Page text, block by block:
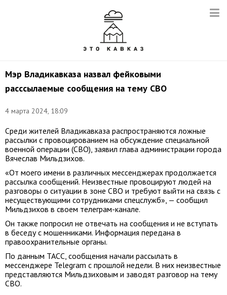
Мэр Владикавказа назвал фейковыми
расссылаемые сообщения на тему СВО
4 марта 2024, 18:09
Среди жителей Владикавказа распространяются ложные
рассылки с провоцированием на обсуждение специальной
военной операции (СВО), заявил глава администрации города
Вячеслав Мильдзихов.
«От моего имени в различных мессенджерах продолжается
рассылка сообщений. Неизвестные провоцируют людей на
разговоры о ситуации в зоне СВО и требуют выйти на связь с
несуществующими сотрудниками спецслужб», — сообщил
Мильдзихов в своем телеграм-канале.
Он также попросил не отвечать на сообщения и не вступать
в беседу с мошенниками. Информация передана в
правоохранительные органы.
По данным ТАСС, сообщения начали рассылать в
мессенджере Telegram с прошлой недели. В них неизвестные
представляются Мильдзиховым и заводят разговор на тему
СВО.